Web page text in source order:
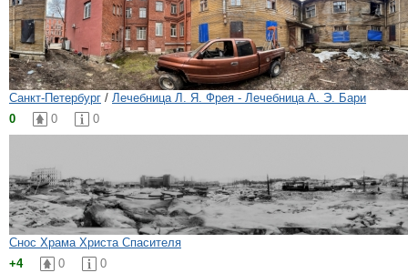
Санкт-Петербург / Лечебница Л. Я. Фрея - Лечебница А. Э. Бари
0
0 0
Снос Храма Христа Спасителя
+4
0 0